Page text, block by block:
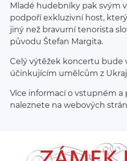
Mladé hudebníky pak svým
podpoří exkluzivní host,
jiný než bravurní tenorista
původu Štefan Margita.
Celý výtěžek koncertu bude
účinkujícím umělcům z
Více informací o vstupném a
naleznete na webových